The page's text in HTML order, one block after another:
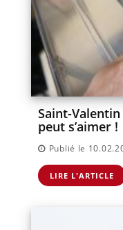
Saint-
peut s’aimer !
Publié le
LIRE L'ARTICLE